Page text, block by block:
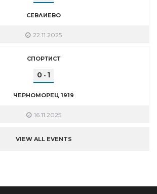
СЕВЛИЕВО
22.11.2025
СПОРТИСТ
0 - 1
ЧЕРНОМОРЕЦ 1919
16.11.2025
VIEW ALL EVENTS